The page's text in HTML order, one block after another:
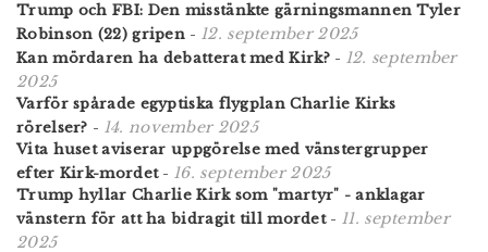
Trump och FBI: Den misstänkte gärningsmannen Tyler
Robinson (22) gripen - 12. september 2025
Kan mördaren ha debatterat med Kirk?- 12. september
2025
Varför spårade egyptiska flygplan Charlie Kirks
rörelser? - 14. november 2025
Vita huset aviserar uppgörelse med vänstergrupper
efter Kirk-mordet- 16. september 2025
Trump hyllar Charlie Kirk som "martyr" - anklagar
vänstern för att ha bidragit till mordet- 11. september
2025